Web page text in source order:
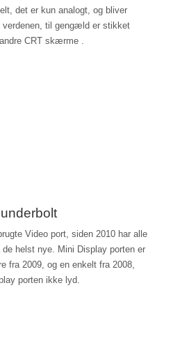
det er kun analogt, og bliver
til gengæld er stikket
CRT skærme .
Video port, siden 2010 har alle
helst nye. Mini Display porten er
fra 2009, og en enkelt fra 2008,
porten ikke lyd.